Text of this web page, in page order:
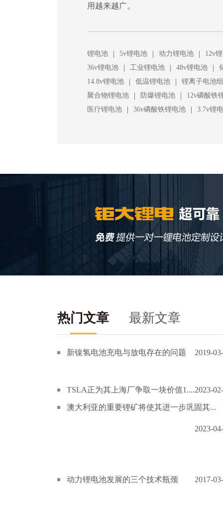
用越来越广。
锂电池 | 5v锂电池 | 动力锂电池 |
12v
36v锂电池
| 工业锂电池 | 48v锂电池 |
14.8v锂电池
| 低温锂电池 |
锂离子电池组
聚合物锂电池
| 防爆锂电池 |
12v磷酸铁
医疗锂电池
| 36v磷酸铁锂电池 | 3.7v锂
热门文章 最新文章
新镍氢电池充电与放电存在的问题 2019-
TSLA正为其上海厂争取一块价值1....2023-
澳大利亚的重要锂矿将使其进一步巩固其...
2023-
动力锂电池发展的三个技术瓶颈 2017-